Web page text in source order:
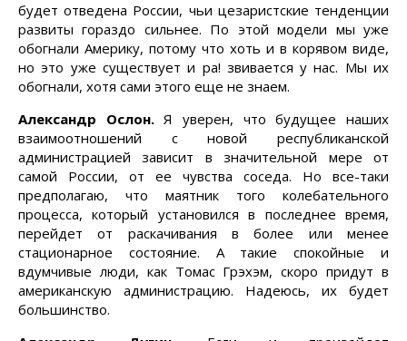
будет отведена России, чьи цезаристские тенденции
развиты гораздо сильнее. По этой модели мы уже
обогнали Америку, потому что хоть и в корявом виде,
но это уже существует и ра! звивается у нас. Мы их
обогнали, хотя сами этого еще не знаем.
Александр Ослон.Я уверен, что будущее наших
взаимоотношений с новой республиканской
администрацией зависит в значительной мере от
самой России, от ее чувства соседа. Но все-таки
предполагаю, что маятник того колебательного
процесса, который установился в последнее время,
перейдет от раскачивания в более или менее
стационарное состояние. А такие спокойные и
вдумчивые люди, как Томас Грэхэм, скоро придут в
американскую администрацию. Надеюсь, их будет
большинство.